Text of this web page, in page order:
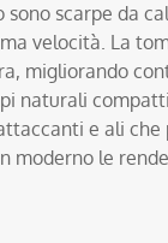
sono scarpe da
velocità. La
migliorando
naturali
e ali che
moderno le